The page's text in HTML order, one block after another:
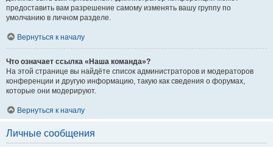
предоставить вам разрешение самому изменять вашу группу по
умолчанию в личном разделе.
Вернуться к началу
Что означает ссылка «Наша команда»?
На этой странице вы найдёте список администраторов и модераторов
конференции и другую информацию, такую как сведения о форумах,
которые они модерируют.
Вернуться к началу
Личные сообщения